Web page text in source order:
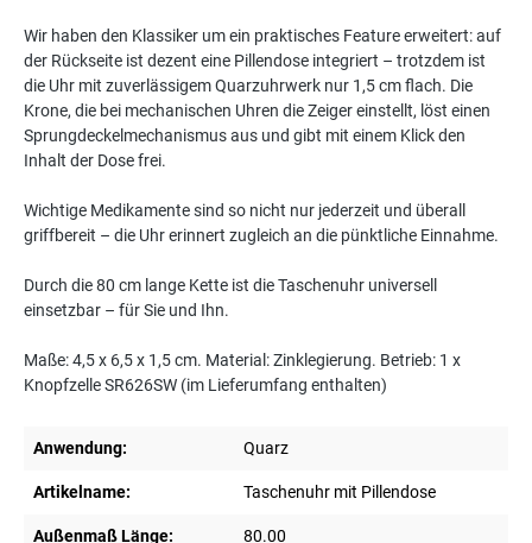
Wir haben den Klassiker um ein praktisches Feature erweitert: auf
der Rückseite ist dezent eine Pillendose integriert – trotzdem ist
die Uhr mit zuverlässigem Quarzuhrwerk nur 1,5 cm flach. Die
Krone, die bei mechanischen Uhren die Zeiger einstellt, löst einen
Sprungdeckelmechanismus aus und gibt mit einem Klick den
Inhalt der Dose frei.
Wichtige Medikamente sind so nicht nur jederzeit und überall
griffbereit – die Uhr erinnert zugleich an die pünktliche Einnahme.
Durch die 80 cm lange Kette ist die Taschenuhr universell
einsetzbar – für Sie und Ihn.
Maße: 4,5 x 6,5 x 1,5 cm. Material: Zinklegierung. Betrieb: 1 x
Knopfzelle SR626SW (im Lieferumfang enthalten)
Anwendung: Quarz
Artikelname: Taschenuhr mit Pillendose
Außenmaß Länge: 80.00